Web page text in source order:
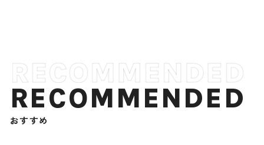
RECOMMENDED
おすすめ